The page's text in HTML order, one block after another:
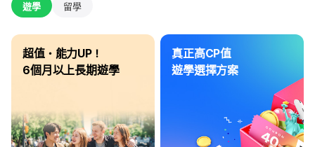
遊學 留學
超值・能力UP！
6個月以上長期遊學
真正高CP值
遊學選擇方案